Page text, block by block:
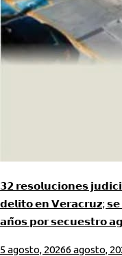
𝟯𝟮 𝗿𝗲𝘀𝗼𝗹𝘂𝗰𝗶𝗼𝗻𝗲𝘀
𝗱𝗲𝗹𝗶𝘁𝗼 𝗲𝗻 𝗩𝗲𝗿𝗮𝗰𝗿𝘂𝘇;
𝗮𝗻̃𝗼𝘀 𝗽𝗼𝗿 𝘀𝗲𝗰𝘂𝗲𝘀𝘁𝗿𝗼
5 agosto, 20266 agosto,